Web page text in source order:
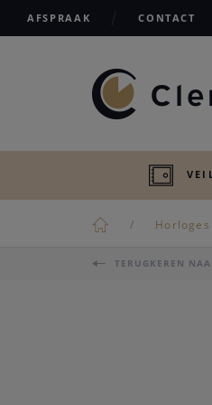
AFSPRAAK CONTACT
Horloges
TERUGKEREN